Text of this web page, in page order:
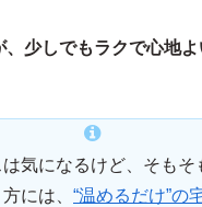
、少しでもラクで心地
は気になるけど、そも
には、 “温めるだけ”の